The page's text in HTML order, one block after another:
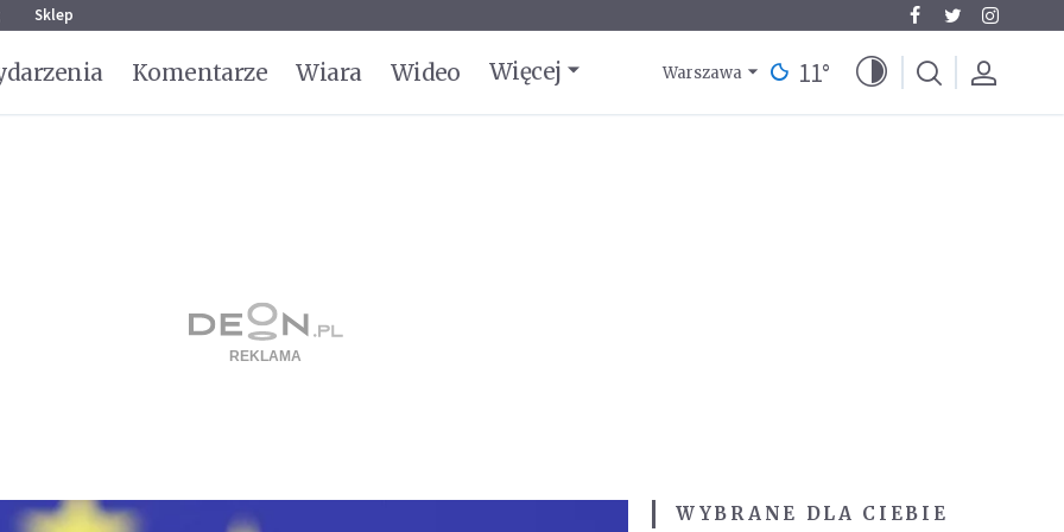
Sklep
Komentarze Wiara Wideo Więcej Warszawa 11°
WYBRANE DLA CIEBIE